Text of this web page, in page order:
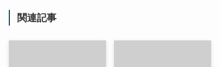
関連記事